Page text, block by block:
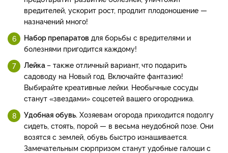
вредителей, ускорит рост, продлит плодоношение —
назначений много!
Набор препаратов для борьбы с вредителями и
болезнями пригодится каждому!
Лейка– также отличный вариант, что подарить
садоводу на Новый год. Включайте фантазию!
Выбирайте креативные лейки. Необычные сосуды
станут «звездами» соцсетей вашего огородника.
Удобная обувь. Хозяевам огорода приходится подолгу
сидеть, стоять, порой — в весьма неудобной позе. Они
возятся с землей, обувь быстро изнашивается.
Замечательным сюрпризом станут удобные галоши с